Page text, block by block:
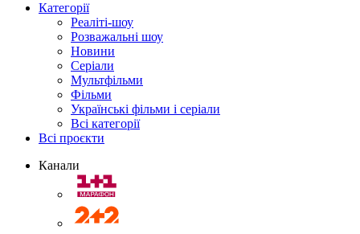
Категорії
Реаліті-шоу
Розважальні шоу
Новини
Серіали
Мультфільми
Фільми
Українські фільми і серіали
Всі категорії
Всі проєкти
Канали